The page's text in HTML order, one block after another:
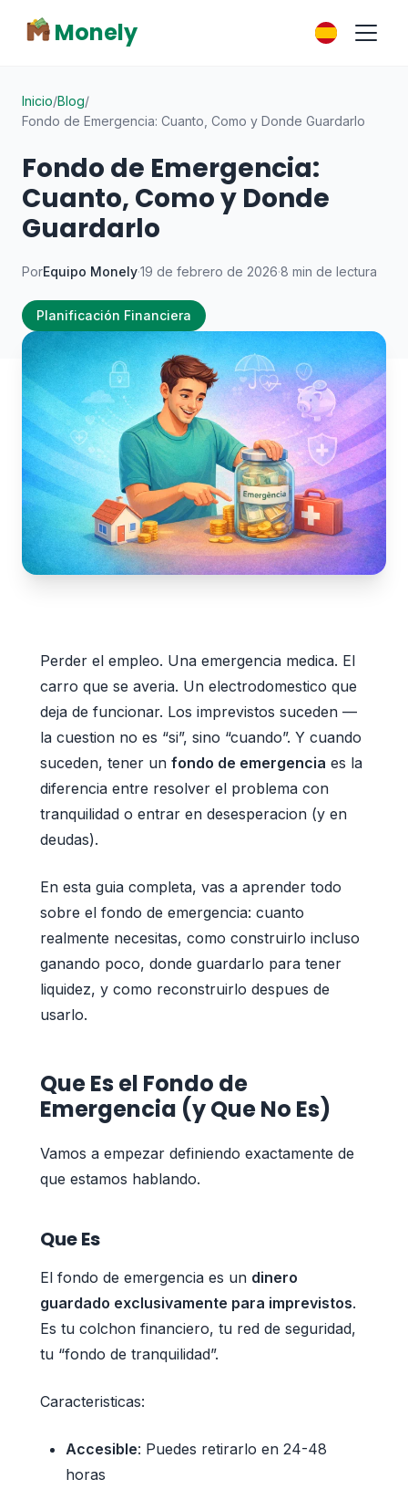
Monely
Inicio/Blog/
Fondo de Emergencia: Cuanto, Como y Donde Guardarlo
Fondo de Emergencia:
Cuanto, Como y Donde
Guardarlo
PorEquipo Monely·19 de febrero de 2026·8 min de lectura
Planificación Financiera
Perder el empleo. Una emergencia medica. El
carro que se averia. Un electrodomestico que
deja de funcionar. Los imprevistos suceden —
la cuestion no es “si”, sino “cuando”. Y cuando
suceden, tener un fondo de emergencia es la
diferencia entre resolver el problema con
tranquilidad o entrar en desesperacion (y en
deudas).
En esta guia completa, vas a aprender todo
sobre el fondo de emergencia: cuanto
realmente necesitas, como construirlo incluso
ganando poco, donde guardarlo para tener
liquidez, y como reconstruirlo despues de
usarlo.
Que Es el Fondo de
Emergencia (y Que No Es)
Vamos a empezar definiendo exactamente de
que estamos hablando.
Que Es
El fondo de emergencia es un dinero
guardado exclusivamente para imprevistos.
Es tu colchon financiero, tu red de seguridad,
tu “fondo de tranquilidad”.
Caracteristicas:
Accesible: Puedes retirarlo en 24-48
horas